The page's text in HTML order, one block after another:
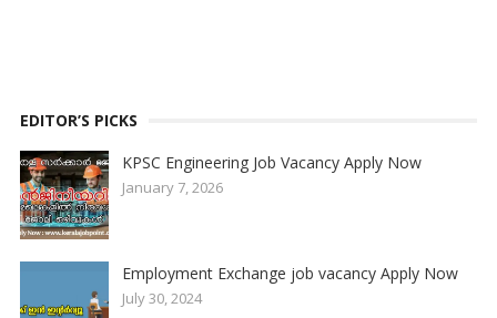
EDITOR’S PICKS
KPSC Engineering Job Vacancy Apply Now
January 7, 2026
Employment Exchange job vacancy Apply Now
July 30, 2024